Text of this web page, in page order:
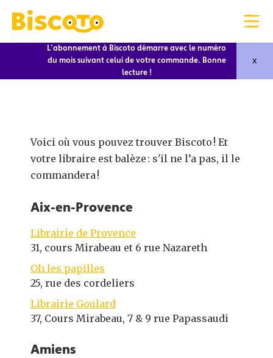
L'abonnement à Biscoto démarre avec le numéro
du mois suivant celui de votre commande. Bonne
lecture !
x
Voici où vous pouvez trouver Biscoto ! Et
votre libraire est balèze : s'il ne l’a pas, il le
commandera !
Aix-en-Provence
Librairie de Provence
31, cours Mirabeau et 6 rue Nazareth
Oh les papilles
25, rue des cordeliers
Librairie Goulard
37, Cours Mirabeau, 7 & 9 rue Papassaudi
Amiens